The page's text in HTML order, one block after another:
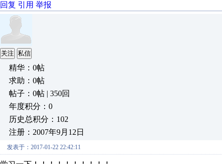
回复 引用 举报
关注 私信
精华：0帖
求助：0帖
帖子：0帖 | 350回
年度积分：0
历史总积分：102
注册：2007年9月12日
发表于：2017-01-22 22:42:11